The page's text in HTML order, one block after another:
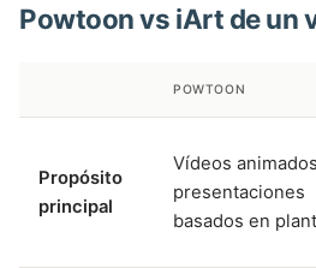
Powtoon vs iArt de un
POWTOON
Propósito
principal
Vídeos
presentaciones
basados en